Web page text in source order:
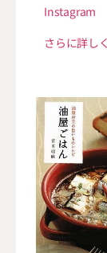
Instagram
さらに詳しく